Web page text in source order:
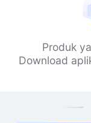
Produk
Download